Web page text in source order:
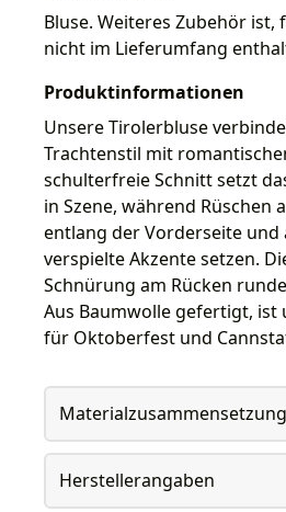
Bluse. Weiteres Zubehör ist,
nicht im Lieferumfang
Produktinformationen
Unsere Tirolerbluse
Trachtenstil mit
schulterfreie Schnitt setzt
in Szene, während Rüschen
entlang der Vorderseite und
verspielte Akzente setzen.
Schnürung am Rücken
Aus Baumwolle gefertigt, ist
für Oktoberfest und
Materialzusammensetzung
Herstellerangaben